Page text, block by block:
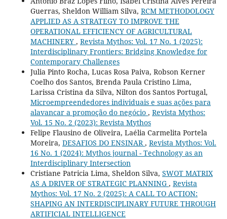
Guerras, Sheldon William Silva, RCM METHODOLOGY
APPLIED AS A STRATEGY TO IMPROVE THE
OPERATIONAL EFFICIENCY OF AGRICULTURAL
MACHINERY , Revista Mythos: Vol. 17 No. 1 (2025):
Interdisciplinary Frontiers: Bridging Knowledge for
Contemporary Challenges
Julia Pinto Rocha, Lucas Rosa Paiva, Robson Kerner
Coelho dos Santos, Brenda Paula Cristino Lima,
Larissa Cristina da Silva, Nilton dos Santos Portugal,
Microempreendedores individuais e suas ações para
alavancar a promoção do negócio , Revista Mythos:
Vol. 15 No. 2 (2023): Revista Mythos
Felipe Flausino de Oliveira, Laélia Carmelita Portela
Moreira, DESAFIOS DO ENSINAR , Revista Mythos: Vol.
16 No. 1 (2024): Mythos journal - Technology as an
Interdisciplinary Intersection
Cristiane Patricia Lima, Sheldon Silva, SWOT MATRIX
AS A DRIVER OF STRATEGIC PLANNING , Revista
Mythos: Vol. 17 No. 2 (2025): A CALL TO ACTION:
SHAPING AN INTERDISCIPLINARY FUTURE THROUGH
ARTIFICIAL INTELLIGENCE